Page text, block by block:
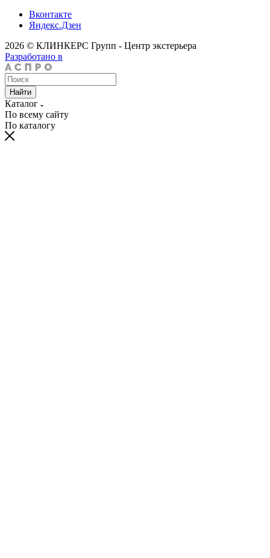
Вконтакте
Яндекс.Дзен
2026 © КЛИНКЕРС Групп - Центр экстерьера
Разработано в
Найти
Каталог
По всему сайту
По каталогу